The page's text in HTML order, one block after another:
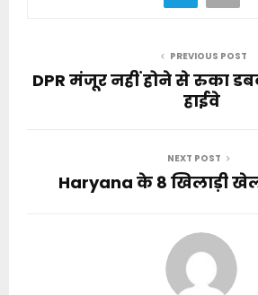
PREVIOUS POST
DPR मंजूर नहीं होने से रुका
हाईवे
NEXT POST
Haryana के 8 खिलाड़ी